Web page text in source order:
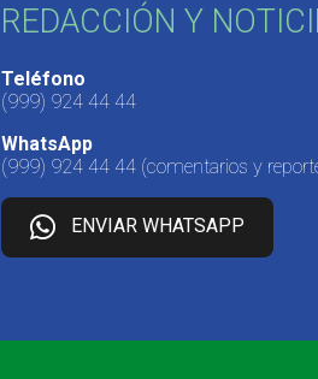
REDACCIÓN Y
Teléfono
(999) 924 44 44
WhatsApp
(999) 924 44 44 (comentarios y
ENVIAR WHATSAPP